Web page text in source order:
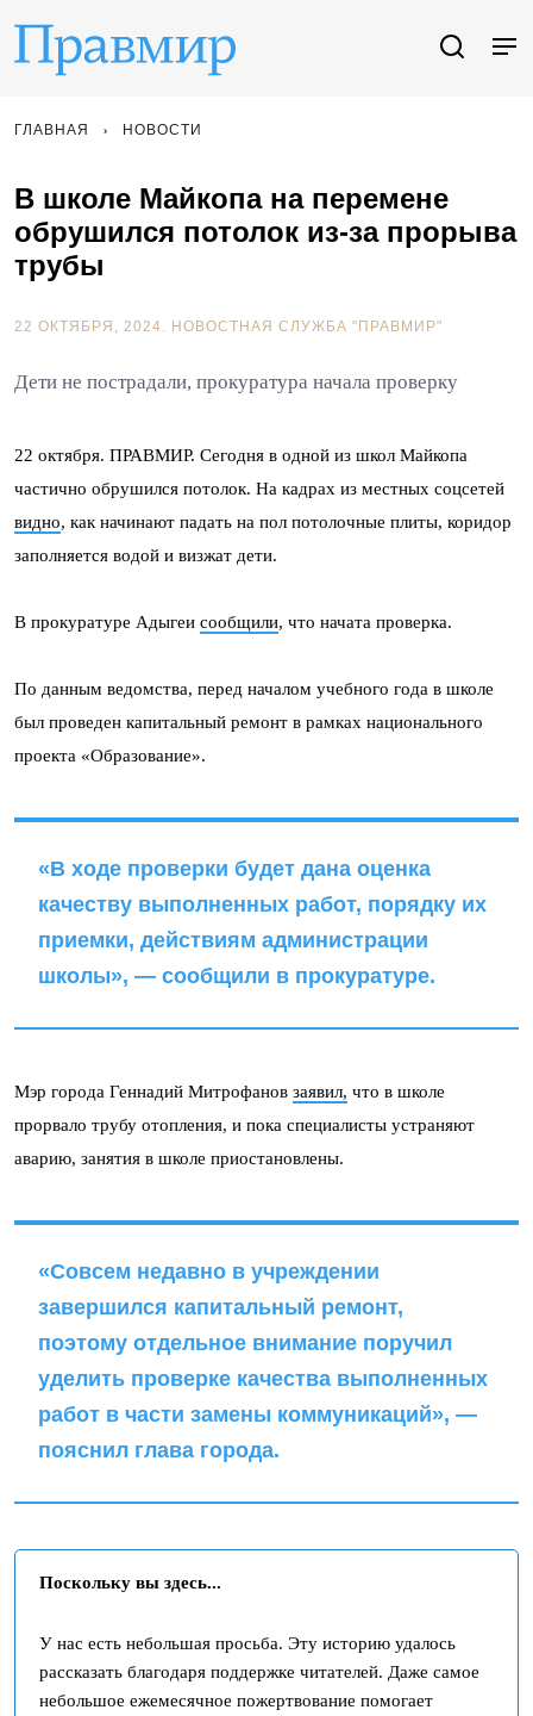
ГЛАВНАЯ НОВОСТИ
В школе Майкопа на перемене
обрушился потолок из-за прорыва
трубы
22 ОКТЯБРЯ, 2024. НОВОСТНАЯ СЛУЖБА "ПРАВМИР"
Дети не пострадали, прокуратура начала проверку
22 октября. ПРАВМИР. Сегодня в одной из школ Майкопа
частично обрушился потолок. На кадрах из местных соцсетей
видно, как начинают падать на пол потолочные плиты, коридор
заполняется водой и визжат дети.
В прокуратуре Адыгеи сообщили, что начата проверка.
По данным ведомства, перед началом учебного года в школе
был проведен капитальный ремонт в рамках национального
проекта «Образование».
«В ходе проверки будет дана оценка
качеству выполненных работ, порядку их
приемки, действиям администрации
школы», — сообщили в прокуратуре.
Мэр города Геннадий Митрофанов заявил, что в школе
прорвало трубу отопления, и пока специалисты устраняют
аварию, занятия в школе приостановлены.
«Совсем недавно в учреждении
завершился капитальный ремонт,
поэтому отдельное внимание поручил
уделить проверке качества выполненных
работ в части замены коммуникаций», —
пояснил глава города.
Поскольку вы здесь...
У нас есть небольшая просьба. Эту историю удалось
рассказать благодаря поддержке читателей. Даже самое
небольшое ежемесячное пожертвование помогает